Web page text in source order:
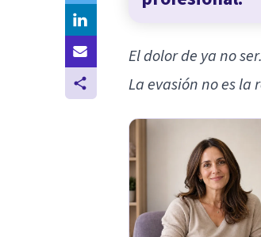
El dolor de ya no ser.
La evasión no es la